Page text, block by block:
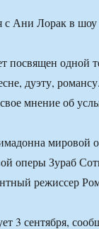
посвящен одной
дуэту,
мнение об
оперы Зураб
режиссер
3 сентября,